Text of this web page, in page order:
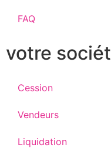
FAQ
votre
Cession
Vendeurs
Liquidation